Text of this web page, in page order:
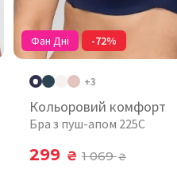
Фан Дні -72%
+3
Кольоровий комфорт
Бра з пуш-апом 225C
299 ₴ 1 069₴